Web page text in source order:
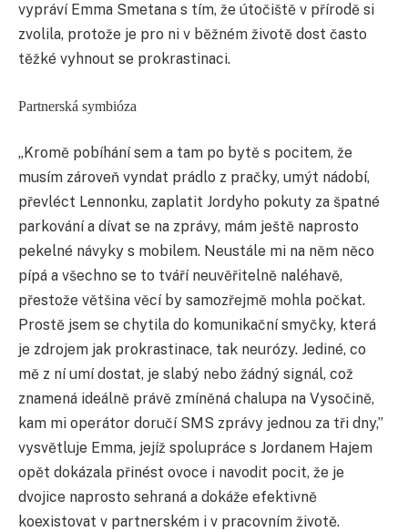
vypráví Emma Smetana s tím, že útočiště v přírodě si
zvolila, protože je pro ni v běžném životě dost často
těžké vyhnout se prokrastinaci.
Partnerská symbióza
„Kromě pobíhání sem a tam po bytě s pocitem, že
musím zároveň vyndat prádlo z pračky, umýt nádobí,
převléct Lennonku, zaplatit Jordyho pokuty za špatné
parkování a dívat se na zprávy, mám ještě naprosto
pekelné návyky s mobilem. Neustále mi na něm něco
pípá a všechno se to tváří neuvěřitelně naléhavě,
přestože většina věcí by samozřejmě mohla počkat.
Prostě jsem se chytila do komunikační smyčky, která
je zdrojem jak prokrastinace, tak neurózy. Jediné, co
mě z ní umí dostat, je slabý nebo žádný signál, což
znamená ideálně právě zmíněná chalupa na Vysočině,
kam mi operátor doručí SMS zprávy jednou za tři dny,”
vysvětluje Emma, jejíž spolupráce s Jordanem Hajem
opět dokázala přinést ovoce i navodit pocit, že je
dvojice naprosto sehraná a dokáže efektivně
koexistovat v partnerském i v pracovním životě.